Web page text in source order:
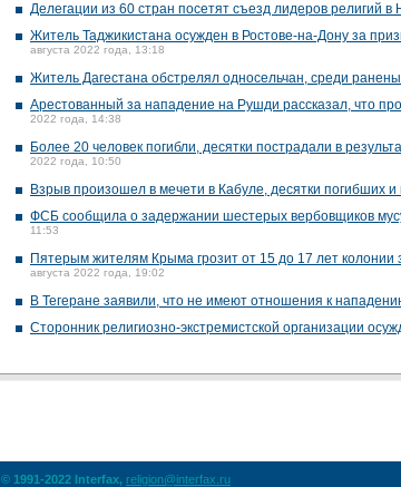
Делегации из 60 стран посетят съезд лидеров религий в
Житель Таджикистана осужден в Ростове-на-Дону за
августа 2022 года, 13:18
Житель Дагестана обстрелял односельчан, среди
Арестованный за нападение на Рушди рассказал, что
2022 года, 14:38
Более 20 человек погибли, десятки пострадали в
2022 года, 10:50
Взрыв произошел в мечети в Кабуле, десятки погибших
ФСБ сообщила о задержании шестерых вербовщиков
11:53
Пятерым жителям Крыма грозит от 15 до 17 лет колонии
августа 2022 года, 19:02
В Тегеране заявили, что не имеют отношения к
Сторонник религиозно-экстремистской организации
© 1991-2022 Interfax, religion@interfax.ru